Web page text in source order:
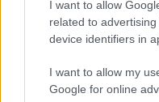
I want to allow
related to
device identifiers in
I want to allow my
Google for online
Οι ρωσικές
Rosgvardia,